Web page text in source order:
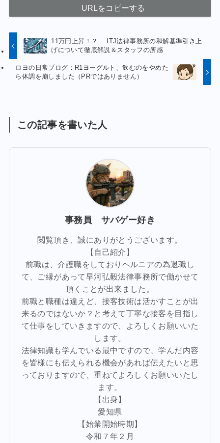
URLをコピーする
11万円上昇！？ ITJ法律事務所の和解基準引き上
げについて徹底解説＆スタッフの所感
ロヨの日常ブログ：R1ヨーグルト、飲むのをやめた
ら体調を崩しました（PRではありません）
この記事を書いた人
事務員 サバゲー好き
閲覧頂き、誠にありがとうございます。
【自己紹介】
前職は、介護職をしておりヘルニアの為退職し
て、ご縁があって早河弘毅法律事務所で働かせて
頂くことが出来ました。
前職と職種は違えど、接客技術は活かすことが出
来るのではないか？と考えて丁寧な接客を目指し
て仕事をしていきますので、よろしくお願いいた
します。
法律知識も学んでいる最中ですので、学んだ内容
を皆様にも伝えられる機会があれば伝えたいと思
っておりますので、重ねてよろしくお願いいたし
ます。
【出身】
愛知県
【始業開始時期】
令和７年２月